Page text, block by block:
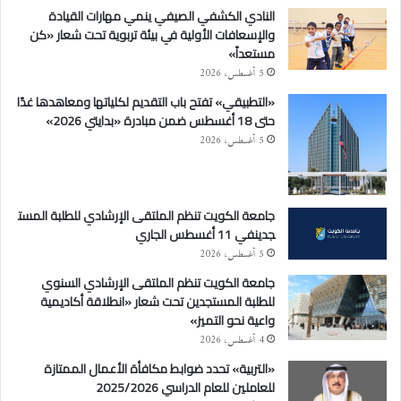
النادي الكشفي الصيفي ينمي مهارات القيادة
والإسعافات الأولية في بيئة تربوية تحت شعار «كن
مستعداً»
5 أغسطس، 2026
«التطبيقي» تفتح باب التقديم لكلياتها ومعاهدها غدًا
حتى 18 أغسطس ضمن مبادرة «بدايتي 2026»
5 أغسطس، 2026
جامعة الكويت تنظم الملتقى الإرشادي للطلبة المست
جدينفي 11 أغسطس الجاري
5 أغسطس، 2026
جامعة الكويت تنظم الملتقى الإرشادي السنوي
للطلبة المستجدين تحت شعار «انطلاقة أكاديمية
واعية نحو التميز»
4 أغسطس، 2026
«التربية» تحدد ضوابط مكافأة الأعمال الممتازة
للعاملين للعام الدراسي 2025/2026